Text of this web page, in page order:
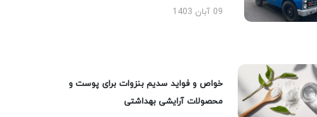
09 آبان 1403
خواص و فواید سدیم بنزوات برای پوست و
محصولات آرایشی بهداشتی